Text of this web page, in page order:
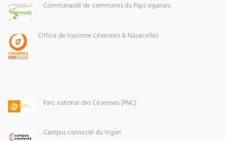
Communauté de communes du Pays viganais
Office de tourisme Cévennes & Navacelles
Parc national des Cévennes (PNC)
Campus connecté du Vigan